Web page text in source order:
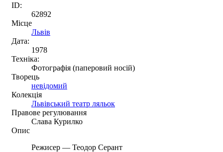
ID:
62892
Місце
Львів
Дата:
1978
Техніка:
Фотографія (паперовий носій)
Творець
невідомий
Колекція
Львівський театр ляльок
Правове регулювання
Слава Курилко
Опис
Режисер — Теодор Серант